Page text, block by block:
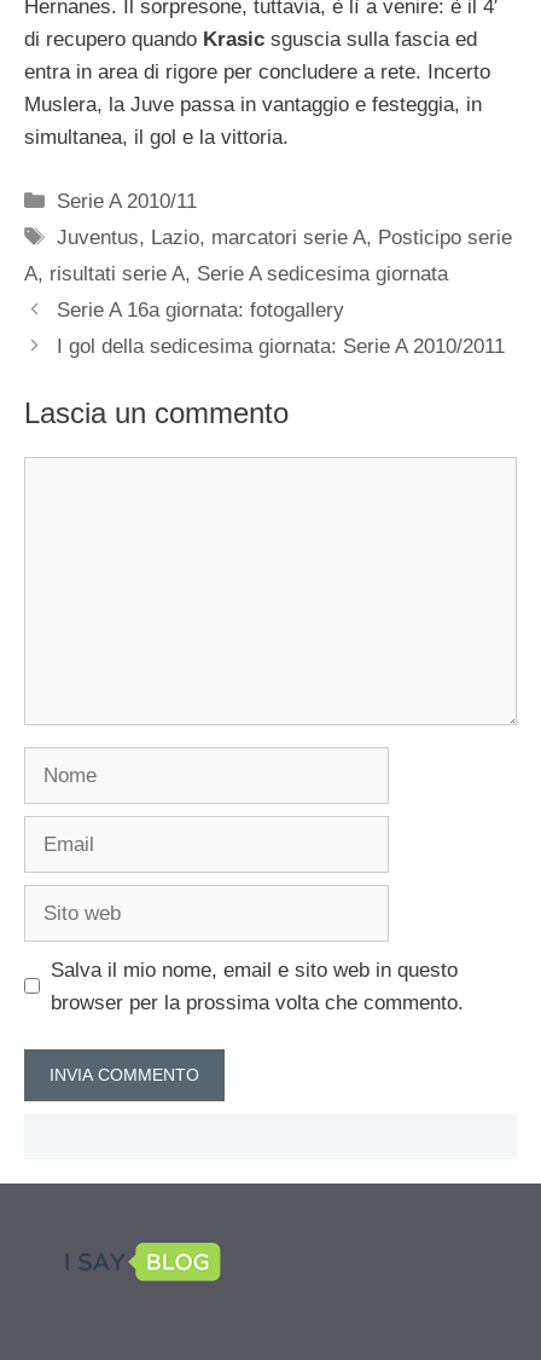
Hernanes. Il sorpresone, tuttavia, è lì a venire: è il 4′
di recupero quando Krasic sguscia sulla fascia ed
entra in area di rigore per concludere a rete. Incerto
Muslera, la Juve passa in vantaggio e festeggia, in
simultanea, il gol e la vittoria.
Categorie
Serie A 2010/11
Tag
Juventus, Lazio, marcatori serie A, Posticipo serie
A, risultati serie A, Serie A sedicesima giornata
Serie A 16a giornata: fotogallery
I gol della sedicesima giornata: Serie A 2010/2011
Lascia un commento
Salva il mio nome, email e sito web in questo
browser per la prossima volta che commento.